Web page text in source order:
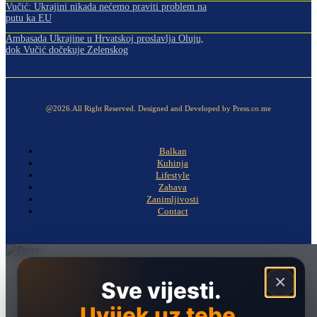
Vučić: Ukrajini nikada nećemo praviti problem na
putu ka EU
Ambasada Ukrajine u Hrvatskoj proslavlja Oluju,
dok Vučić dočekuje Zelenskog
@2026.All Right Reserved. Designed and Developed by Press.co.me
Balkan
Kuhinja
Lifestyle
Zabava
Zanimljivosti
Contact
×
Sve vijesti.